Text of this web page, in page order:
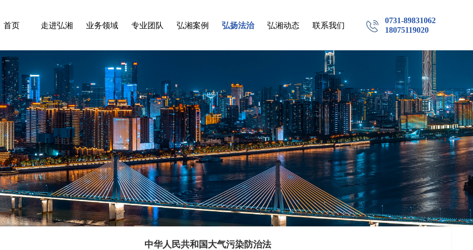
0731-89831062
18075119020
首页 走进弘湘 业务领域 专业团队 弘湘案例 弘扬法治 弘湘动态 联系我们
中华人民共和国大气污染防治法